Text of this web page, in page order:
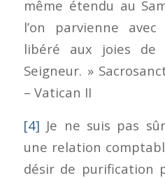
même étendu au
l’on parvienne
libéré aux joies de
Seigneur. »
– Vatican II
[4] Je ne suis pas
une relation
désir de purification